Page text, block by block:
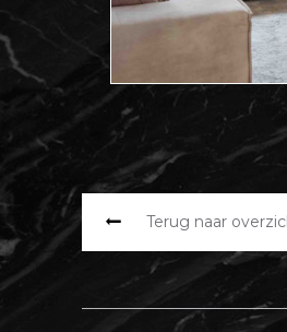
Terug naar